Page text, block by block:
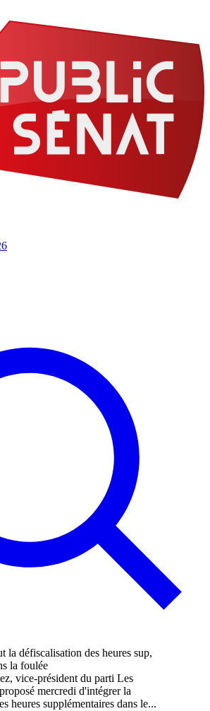
vice-président du parti Les
mercredi d'intégrer la
heures supplémentaires dans le...